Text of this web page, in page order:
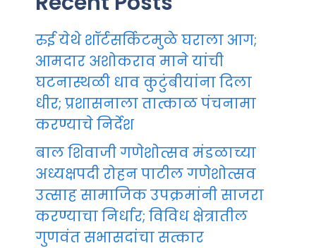
रुई येथे शॉर्टसर्किटमुळे घराला आग;
आमदार अशोकराव माने यांची
घटनास्थळी धाव कुटुंबीयांना दिला
धीर; प्रशासनाला तात्काळ पंचनामा
करण्याचे निर्देश
बाल शिवाजी गणेशोत्सव मंडळाच्या
अध्यक्षपदी रोहन पाटील गणेशोत्सव
उत्साह सामाजिक उपक्रमांनी साजरा
करण्याचा निर्धार; विविध क्षेत्रातील
गुणवंत सभासदांचा सत्कार